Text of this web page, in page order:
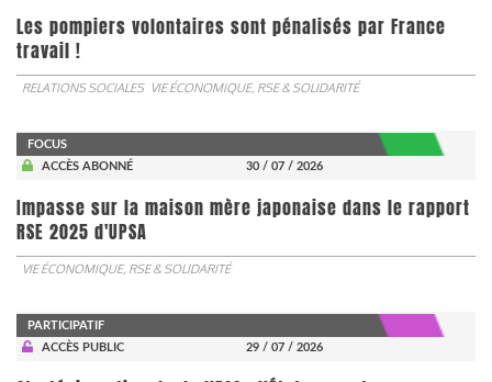
Les pompiers volontaires sont pénalisés par France
travail !
RELATIONS SOCIALES VIE ÉCONOMIQUE, RSE & SOLIDARITÉ
FOCUS
ACCÈS ABONNÉ
30 / 07 / 2026
Impasse sur la maison mère japonaise dans le rapport
RSE 2025 d'UPSA
VIE ÉCONOMIQUE, RSE & SOLIDARITÉ
PARTICIPATIF
ACCÈS PUBLIC
29 / 07 / 2026